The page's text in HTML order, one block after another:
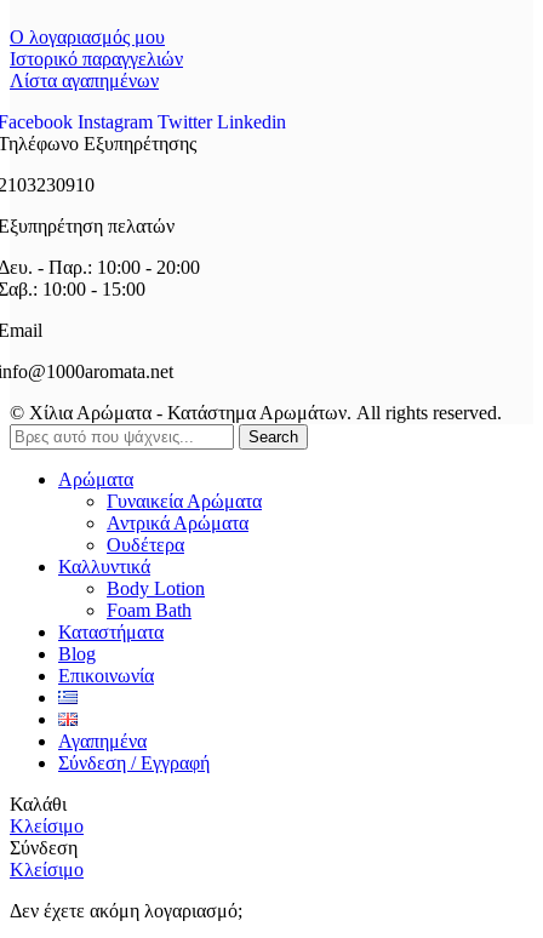
Ο λογαριασμός μου
Ιστορικό παραγγελιών
Λίστα αγαπημένων
Instagram Twitter Linkedin
Εξυπηρέτησης
πελατών
- Παρ.: 10:00 - 20:00
10:00 - 15:00
© Χίλια Αρώματα - Κατάστημα Αρωμάτων. All rights reserved.
Search
Αρώματα
Γυναικεία Αρώματα
Αντρικά Αρώματα
Ουδέτερα
Καλλυντικά
Body Lotion
Foam Bath
Καταστήματα
Blog
Επικοινωνία
Αγαπημένα
Σύνδεση / Εγγραφή
Καλάθι
Κλείσιμο
Σύνδεση
Κλείσιμο
Δεν έχετε ακόμη λογαριασμό;